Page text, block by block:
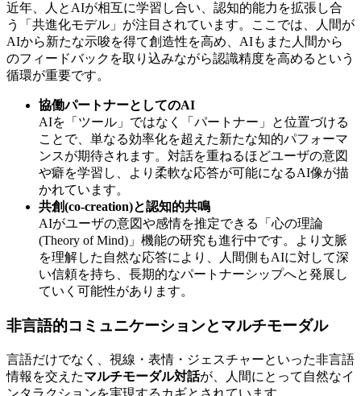
近年、人とAIが相互に学習し合い、認知的能力を拡張し合
う「共進化モデル」が注目されています。ここでは、人間が
AIから新たな示唆を得て創造性を高め、AIもまた人間から
のフィードバックを取り込みながら認識精度を高めるという
循環が重要です。
協働パートナーとしてのAI
AIを「ツール」ではなく「パートナー」と位置づける
ことで、単なる効率化を超えた新たな知的パフォーマ
ンスが期待されます。対話を重ねるほどユーザの意図
や癖を学習し、より柔軟な応答が可能になるAI像が描
かれています。
共創(co-creation)と認知的共鳴
AIがユーザの意図や感情を推定できる「心の理論
(Theory of Mind)」機能の研究も進行中です。より文脈
を理解した自然な応答により、人間側もAIに対して深
い信頼を持ち、長期的なパートナーシップへと発展し
ていく可能性があります。
非言語的コミュニケーションとマルチモーダル
言語だけでなく、視線・表情・ジェスチャーといった非言語
情報を交えたマルチモーダル対話が、人間にとって自然なイ
ンタラクションを実現するカギとされています。